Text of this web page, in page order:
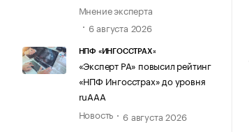
Мнение эксперта
6 августа 2026
НПФ «ИНГОССТРАХ»
«Эксперт РА» повысил рейтинг
«НПФ Ингосстрах» до уровня
ruAAA
Новость
6 августа 2026